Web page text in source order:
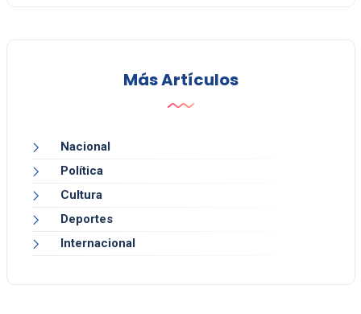
Más Artículos
Nacional
Política
Cultura
Deportes
Internacional